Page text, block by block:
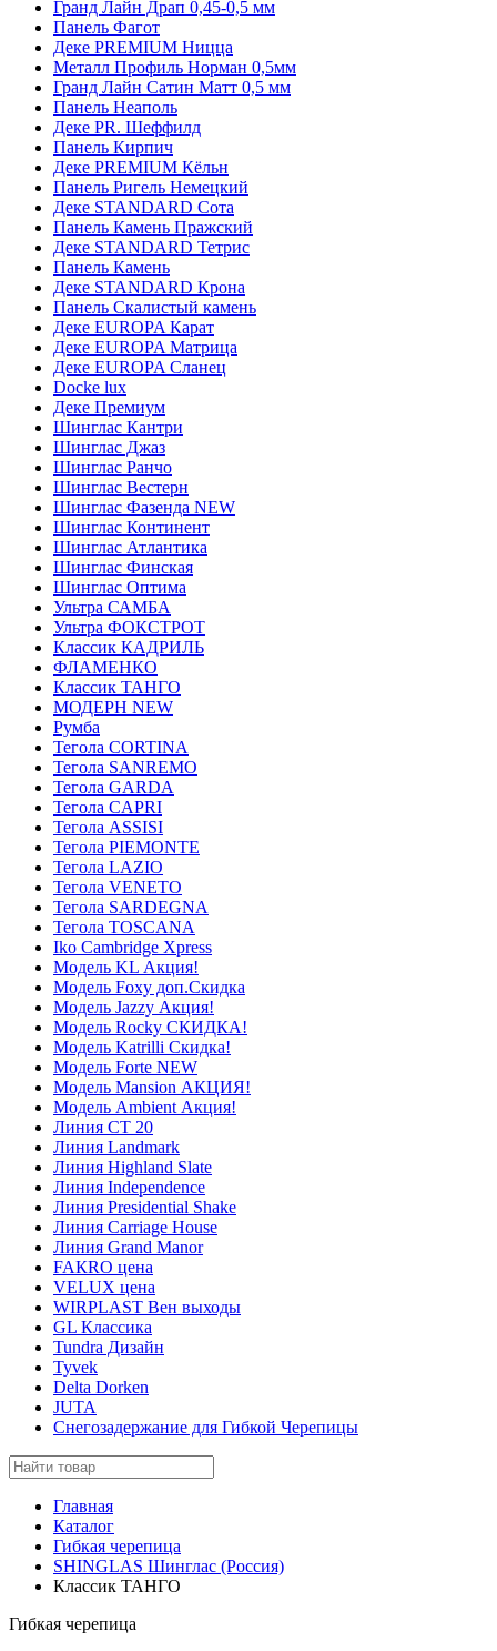
Гранд Лайн Драп 0,45-0,5 мм
Панель Фагот
Деке PREMIUM Ницца
Металл Профиль Норман 0,5мм
Гранд Лайн Сатин Матт 0,5 мм
Панель Неаполь
Деке PR. Шеффилд
Панель Кирпич
Деке PREMIUM Кёльн
Панель Ригель Немецкий
Деке STANDARD Сота
Панель Камень Пражский
Деке STANDARD Тетрис
Панель Камень
Деке STANDARD Крона
Панель Скалистый камень
Деке EUROPA Карат
Деке EUROPA Матрица
Деке EUROPA Сланец
Docke lux
Деке Премиум
Шинглас Кантри
Шинглас Джаз
Шинглас Ранчо
Шинглас Вестерн
Шинглас Фазенда NEW
Шинглас Континент
Шинглас Атлантика
Шинглас Финская
Шинглас Оптима
Ультра САМБА
Ультра ФОКСТРОТ
Классик КАДРИЛЬ
ФЛАМЕНКО
Классик ТАНГО
МОДЕРН NEW
Румба
Тегола CORTINA
Тегола SANREMO
Тегола GARDA
Тегола CAPRI
Тегола ASSISI
Тегола PIEMONTE
Тегола LAZIO
Тегола VENETO
Тегола SARDEGNA
Тегола TOSCANA
Iko Cambridge Xpress
Модель KL Акция!
Модель Foxy доп.Скидка
Модель Jazzy Акция!
Модель Rocky СКИДКА!
Модель Katrilli Скидка!
Модель Forte NEW
Модель Mansion АКЦИЯ!
Модель Ambient Акция!
Линия СТ 20
Линия Landmark
Линия Highland Slate
Линия Independence
Линия Presidential Shake
Линия Carriage House
Линия Grand Manor
FAКRO цена
VELUX цена
WIRPLAST Вен выходы
GL Классика
Tundra Дизайн
Tyvek
Delta Dorken
JUTA
Снегозадержание для Гибкой Черепицы
Главная
Каталог
Гибкая черепица
SHINGLAS Шинглас (Россия)
Классик ТАНГО
Гибкая черепица